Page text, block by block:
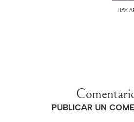
HAY
PUBLICAR UN